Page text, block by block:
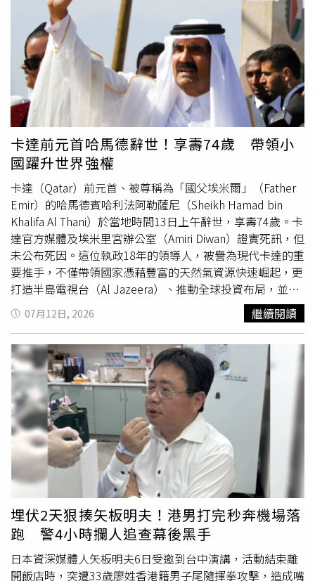
見證印尼神秘宗教文化，開鏡當天，劇組集結三大宗教儀式
一同為電影拍攝祈福，其中最令人震撼的是，印尼在地宗教
顧問的傳統祈福儀式。導演廖士涵形容：「宗教顧問拿起刀
劍往自己背上砍，更讓我頭皮發麻是他以針刺穿臉頰再伸出
舌頭，用刀劃破舌頭，裂痕開始流血，我們每個人眼睛都避
開不敢看！」更神奇的是，宗教顧問退駕後導演上前關心，
顧問竟毫無痛感、舌頭完好如初。導演廖士涵透露，我們片
中所有驚心動魄的東南亞宗教表現，都以當地真實文化與信
仰為基礎拍攝，希望帶給觀眾前所未見的恐怖體驗。集結3
大宗教祈福，演員群印象深刻，陳雪甄感動見證跨宗教合
作。（圖／華影提供）在片中飾演阿怪的劉國劭透露，這是
自己第一次參與同時集結「兩種道教、一種伊斯蘭教」共同
祈福的電影拍攝，神聖且神秘的氛圍，非常印象深刻。陳雪
甄則在現場一度感動到眼眶泛淚，她感性表示：「看到不同
文化、不同宗教的大家，彼此祝福與合作，想要一起把電影
拍好，真的很感動。」《粽邪4：坤蒂拉娜》佳敏（許安植
飾演）帶著魁爺一起到印尼去，跟坤蒂拉娜對決。（圖／華
影提供）
卡達前元首哈馬德辭世！享壽74歲 帶領小
國躍升世界強權
卡達（Qatar）前元首、被尊稱為「國父埃米爾」（Father
Emir）的哈馬德賓哈利法阿勒薩尼（Sheikh Hamad bin
Khalifa Al Thani）於當地時間13日上午辭世，享壽74歲。卡
達官方媒體及埃米里宮辦公室（Amiri Diwan）證實死訊，但
未公布死因。這位執政18年的領導人，被譽為現代卡達的重
要推手，不僅帶領國家憑藉豐富的天然氣資源快速崛起，更
打造半島電視台（Al Jazeera）、推動全球投資布局，並透
過外交斡旋提升國際影響力，使卡達從波斯灣小國躍升為全
球能源、媒體、金融及外交的重要角色。哈馬德任內創立半
島電視台，讓卡達在全球媒體版圖占有一席之地。埃米里宮
辦公室在聲明中表示，懷著沉痛心情哀悼這位「國家偉大的
領袖」，並宣布全國自13日起展開為期4天的國喪。期間政
府部會、公共機構及官方單位將暫停辦公，國旗降半旗致
哀，預計19日恢復正常運作。哈馬德賓哈利法阿勒薩尼
1952年出生於卡達首都杜哈（Doha），曾赴英國桑赫斯特
皇家軍事學院（Royal Military College, Sandhurst）接受軍
事訓練，返國後加入卡達武裝部隊，歷任國防部長及軍方要
職，並於1970年代末被立為王儲。1995年，他透過一場未
流血
的宮廷政變取代父親哈利法賓哈馬德阿勒薩尼（Sheikh
Khalifa bin Hamad Al Thani）成為卡達埃米爾，展開長達18
年的統治。執政期間，他大力發展天然氣與能源產業，善用
龐大的能源收入推動經濟、社會及文化改革，使卡達國民所
得快速提升，也積極拓展海外投資版圖。卡達先後收購英國
倫敦知名百貨Harrods、大舉投資國際企業與房地產，同時
07月12日, 2026 繼續閱讀
埋伏2天狠揍矢板明夫！港男打完秒奔機場落
跑 警4小時攔人追查幕後黑手
日本資深媒體人矢板明夫6日受邀到台中演講，活動結束離
開飯店時，突遭33歲廖姓香港籍男子尾隨揮拳攻擊，造成嘴